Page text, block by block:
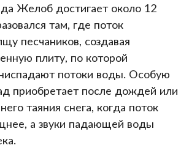
Желоб достигает около 12
там, где поток
песчаников, создавая
плиту, по которой
потоки воды. Особую
приобретает после дождей или
таяния снега, когда поток
а звуки падающей воды